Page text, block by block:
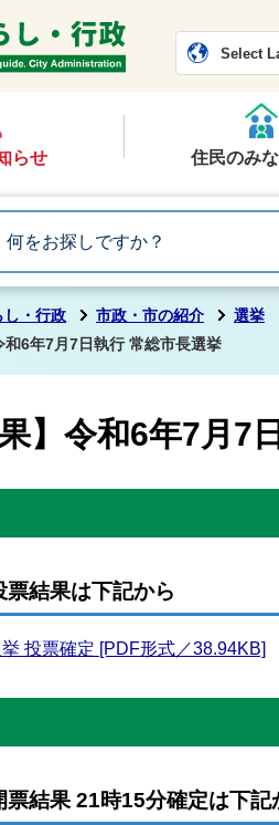
Select
らせ 住民のみ
し・行政 市政・市の紹介 選挙
和6年7月7日執行 常総市長選挙
果】令和6年7月7
票結果は下記から
投票確定 [PDF形式／38.94KB]
票結果 21時15分確定は下記